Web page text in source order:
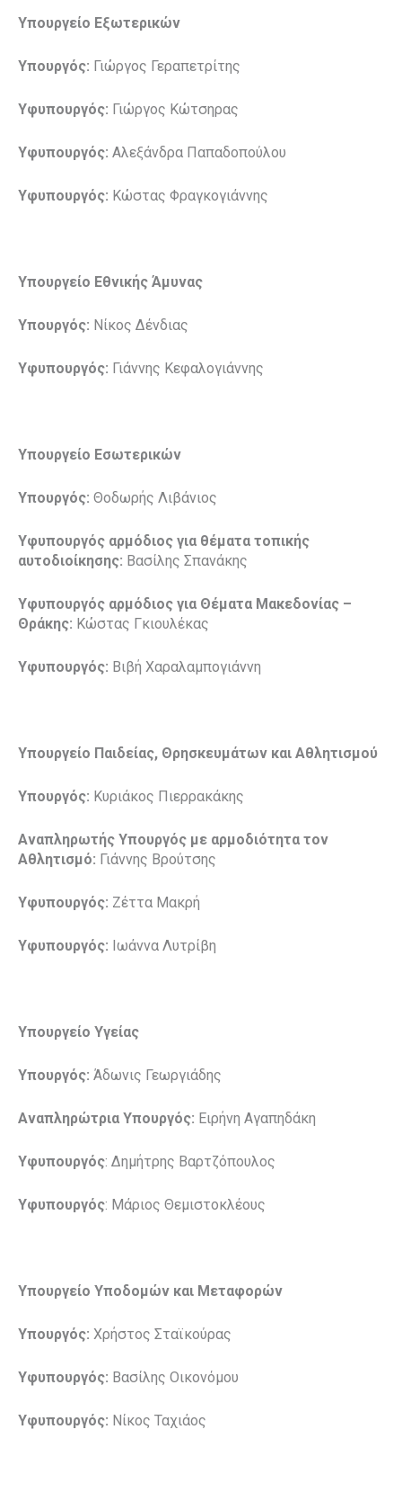
Υπουργείο Εξωτερικών
Υπουργός: Γιώργος Γεραπετρίτης
Υφυπουργός: Γιώργος Κώτσηρας
Υφυπουργός: Αλεξάνδρα Παπαδοπούλου
Υφυπουργός: Κώστας Φραγκογιάννης
Υπουργείο Εθνικής Άμυνας
Υπουργός: Νίκος Δένδιας
Υφυπουργός: Γιάννης Κεφαλογιάννης
Υπουργείο Εσωτερικών
Υπουργός: Θοδωρής Λιβάνιος
Υφυπουργός αρμόδιος για θέματα τοπικής
αυτοδιοίκησης: Βασίλης Σπανάκης
Υφυπουργός αρμόδιος για Θέματα Μακεδονίας –
Θράκης: Κώστας Γκιουλέκας
Υφυπουργός: Βιβή Χαραλαμπογιάννη
Υπουργείο Παιδείας, Θρησκευμάτων και Αθλητισμού
Υπουργός: Κυριάκος Πιερρακάκης
Αναπληρωτής Υπουργός με αρμοδιότητα τον
Αθλητισμό: Γιάννης Βρούτσης
Υφυπουργός: Ζέττα Μακρή
Υφυπουργός: Ιωάννα Λυτρίβη
Υπουργείο Υγείας
Υπουργός: Άδωνις Γεωργιάδης
Αναπληρώτρια Υπουργός: Ειρήνη Αγαπηδάκη
Υφυπουργός: Δημήτρης Βαρτζόπουλος
Υφυπουργός: Μάριος Θεμιστοκλέους
Υπουργείο Υποδομών και Μεταφορών
Υπουργός: Χρήστος Σταϊκούρας
Υφυπουργός: Βασίλης Οικονόμου
Υφυπουργός: Νίκος Ταχιάος